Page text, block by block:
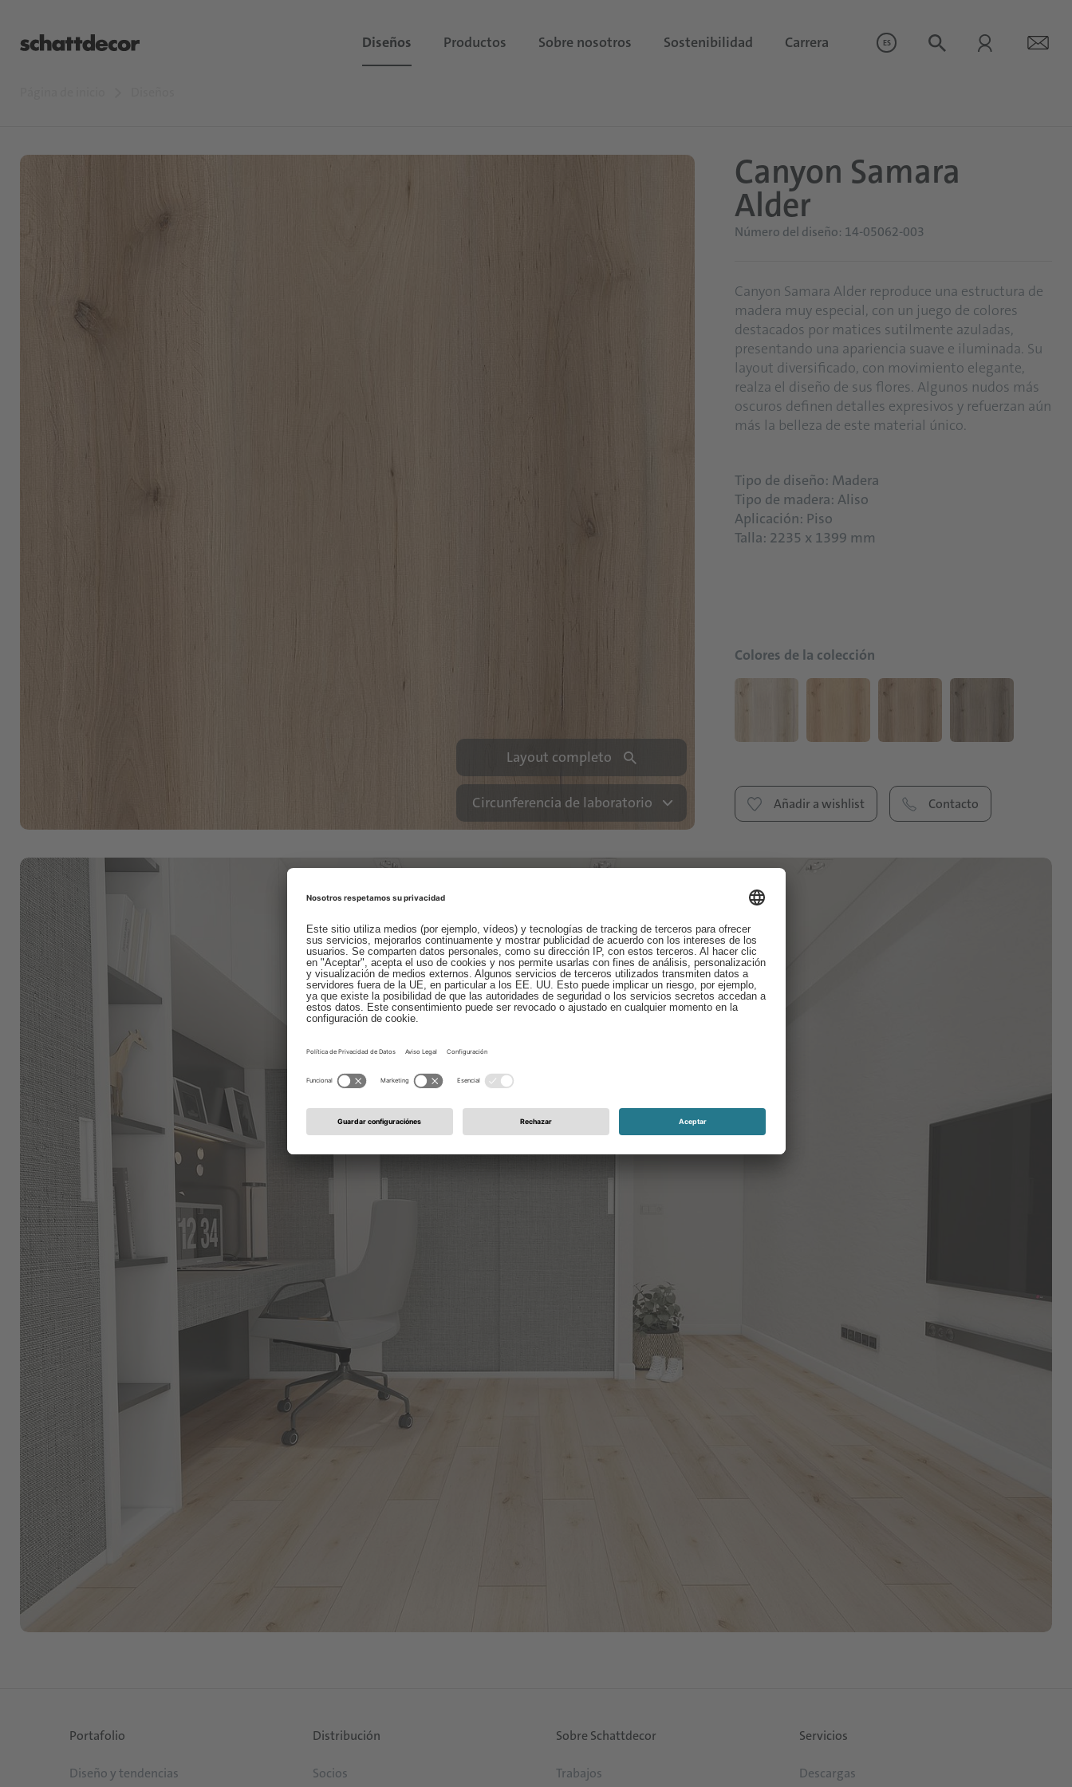
Diseños Productos Sobre nosotros Sostenibilidad Carrera ES
Layout completo
Circunferencia de laboratorio
Canyon Samara
Alder
Número del diseño: 14-05062-003
Canyon Samara Alder reproduce una estructura de
madera muy especial, con un juego de colores
destacados por matices sutilmente azuladas,
presentando una apariencia suave e iluminada. Su
layout diversificado, con movimiento elegante,
realza el diseño de sus flores. Algunos nudos más
oscuros definen detalles expresivos y refuerzan aún
más la belleza de este material único.
Tipo de diseño: Madera
Tipo de madera: Aliso
Aplicación: Piso
Talla: 2235 x 1399 mm
Colores de la colección
Añadir a wishlist Contacto
Portafolio
Diseño y tendencias
Distribución
Socios
Sobre Schattdecor
Trabajos
Servicios
Descargas